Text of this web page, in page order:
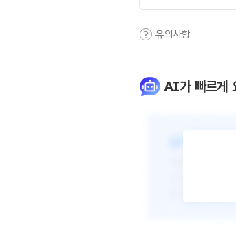
유의사항
AI가 빠르게